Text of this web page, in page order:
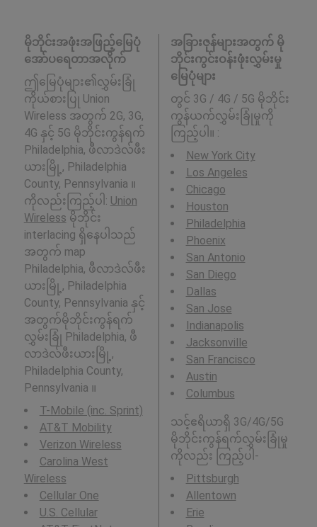
မိုဘိုင်းအဖုံးအဖြည့်မြေပုံ
အော်ပရေတာအလိုက်
ဤမြေပုံများ၏လွှမ်းခြုံ
ကိုယ်စားပြု Union
Wireless အတွက် 2G, 3G,
4G နှင့် 5G မိုဘိုင်းကွန်ရက်
Philadelphia, ဖီလာဒဲလ်ဖီး
ယားမြို့, Philadelphia
County, Pennsylvania ။
ကိုလည်းကြည့်ပါ: Union
Wireless မိုဘိုင်း
interlacing ရှိနေပါသည်
အတွက် map
Philadelphia, ဖီလာဒဲလ်ဖီး
ယားမြို့, Philadelphia
County, Pennsylvania နှင့်
အတွက်မိုဘိုင်းကွန်ရက်
လွှမ်းခြုံ Philadelphia, ဖီ
လာဒဲလ်ဖီးယားမြို့,
Philadelphia County,
Pennsylvania ။
T-Mobile (inc. Sprint)
AT&T Mobility
Verizon Wireless
Carolina West
Wireless
Cellular One
U.S. Cellular
အခြားဇုန်များအတွက် မို
ဘိုင်းကွင်းဝန်းဖုံးလွှမ်းမှု
မြေပုံများ
တွင် 3G / 4G / 5G မိုဘိုင်း
ကွန်ယက်လွှမ်းခြုံမှုကို
ကြည့်ပါ။ :
New York City
Los Angeles
Chicago
Houston
Philadelphia
Phoenix
San Antonio
San Diego
Dallas
San Jose
Indianapolis
Jacksonville
San Francisco
Austin
Columbus
သင့်ဧရိယာရှိ 3G/4G/5G
မိုဘိုင်းကွန်ရက်လွှမ်းခြုံမှု
ကိုလည်း ကြည့်ပါ-
Pittsburgh
Allentown
Erie